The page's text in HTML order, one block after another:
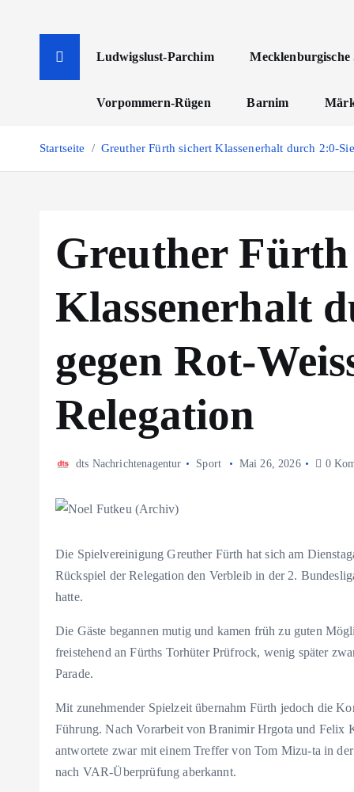
Ludwigslust-Parchim Mecklenburgische
Vorpommern-Rügen Barnim
Startseite Greuther Fürth sichert Klassenerhalt durch 2:0-
Greuther
Klassenerhalt
gegen Rot-
Relegation
dts Nachrichtenagentur Sport Mai 26, 2026 0
Die Spielvereinigung Greuther Fürth hat sich am
Rückspiel der Relegation den Verbleib in der 2.
hatte.
Die Gäste begannen mutig und kamen früh zu guten
freistehend an Fürths Torhüter Prüfrock, wenig später
Parade.
Mit zunehmender Spielzeit übernahm Fürth jedoch die
Führung. Nach Vorarbeit von Branimir Hrgota und Felix
antwortete zwar mit einem Treffer von Tom Mizu-ta in
nach VAR-Überprüfung aberkannt.